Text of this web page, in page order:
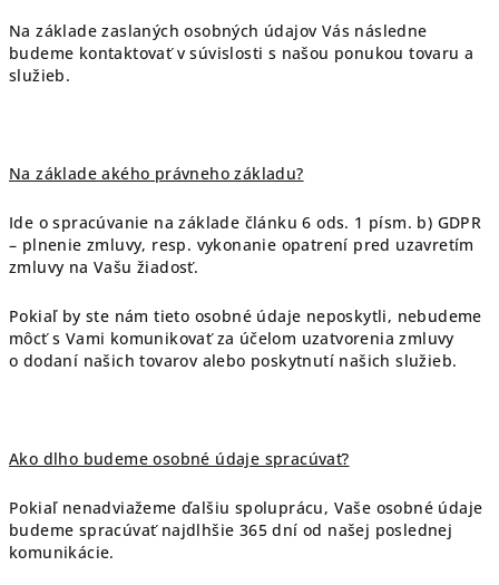
Na základe zaslaných osobných údajov Vás následne
budeme kontaktovať v súvislosti s našou ponukou tovaru a
služieb.
Na základe akého právneho základu?
Ide o spracúvanie na základe článku 6 ods. 1 písm. b) GDPR
– plnenie zmluvy, resp. vykonanie opatrení pred uzavretím
zmluvy na Vašu žiadosť.
Pokiaľ by ste nám tieto osobné údaje neposkytli, nebudeme
môcť s Vami komunikovať za účelom uzatvorenia zmluvy
o dodaní našich tovarov alebo poskytnutí našich služieb.
Ako dlho budeme osobné údaje spracúvať?
Pokiaľ nenadviažeme ďalšiu spoluprácu, Vaše osobné údaje
budeme spracúvať najdlhšie 365 dní od našej poslednej
komunikácie.